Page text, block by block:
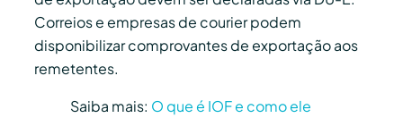
Correios e empresas de courier podem
disponibilizar comprovantes de exportação aos
remetentes.
Saiba mais: O que é IOF e como ele